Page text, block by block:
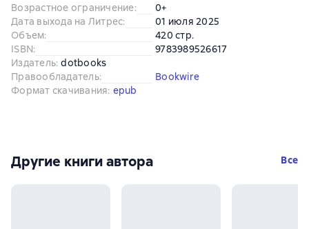
Возрастное ограничение:
0+
Дата выхода на Литрес:
01 июля 2025
Объем:
420 стр.
ISBN:
9783989526617
Издатель: dotbooks
Правообладатель:
Bookwire
Формат скачивания: epub
Другие книги автора Все